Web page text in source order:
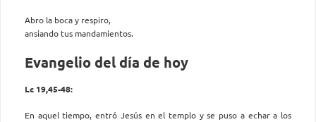
Abro la boca y respiro,
ansiando tus mandamientos.
Evangelio del día de hoy
Lc 19,45-48:
En aquel tiempo, entró Jesús en el templo y se puso a echar a los